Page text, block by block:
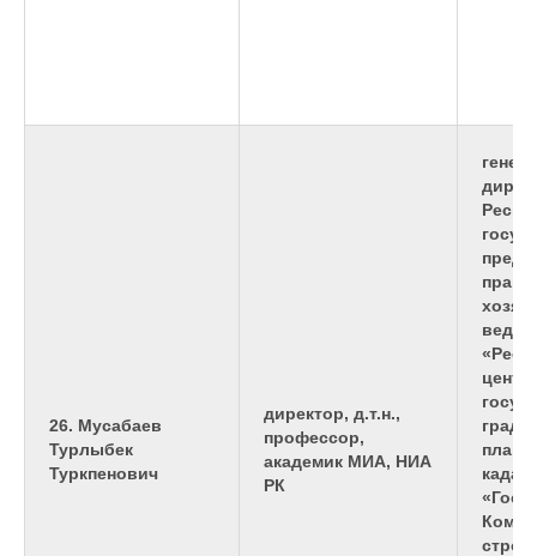
26. Мусабаев
Турлыбек
Туркпенович
директор, д.т.н.,
профессор,
академик МИА, НИА
РК
праве
центр